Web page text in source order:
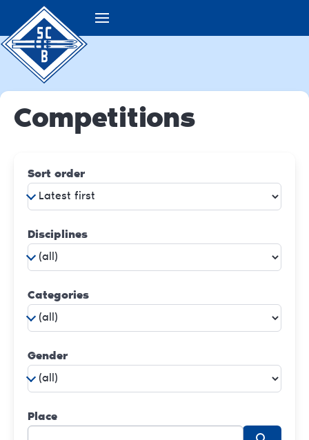
Competitions
Sort order
Disciplines
Categories
Gender
Place